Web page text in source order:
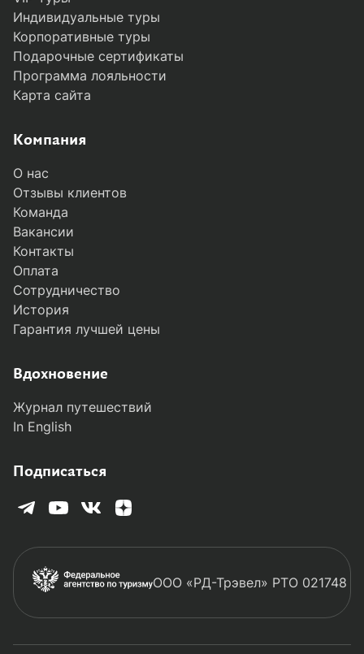
Индивидуальные туры
Корпоративные туры
Подарочные сертификаты
Программа лояльности
Карта сайта
Компания
О нас
Отзывы клиентов
Команда
Вакансии
Контакты
Оплата
Сотрудничество
История
Гарантия лучшей цены
Вдохновение
Журнал путешествий
In English
Подписаться
ООО «РД-Трэвел» РТО 021748